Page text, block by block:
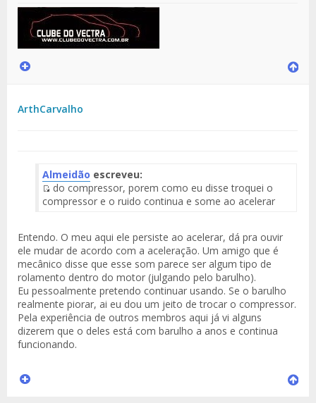
ArthCarvalho
Almeidão escreveu:
Fuente
del
do compressor, porem como eu disse troquei o
compressor e o ruido continua e some ao acelerar
Entendo. O meu aqui ele persiste ao acelerar, dá pra ouvir
ele mudar de acordo com a aceleração. Um amigo que é
mecânico disse que esse som parece ser algum tipo de
rolamento dentro do motor (julgando pelo barulho).
Eu pessoalmente pretendo continuar usando. Se o barulho
realmente piorar, ai eu dou um jeito de trocar o compressor.
Pela experiência de outros membros aqui já vi alguns
dizerem que o deles está com barulho a anos e continua
funcionando.